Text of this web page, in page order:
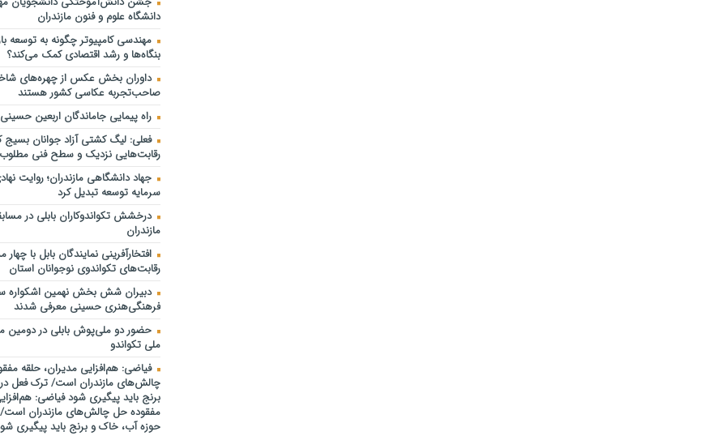
دانشگاه علوم و فنون مازندران
مهندسی کامپیوتر چگونه به توسعه
بنگاه‌ها و رشد اقتصادی کمک می‌کند؟
داوران بخش عکس از چهره‌های
صاحب‌تجربه عکاسی کشور هستند
راه پیمایی جاماندگان اربعین حسینی
فعلی: لیگ کشتی آزاد جوانان بسیج
رقابت‌هایی نزدیک و سطح فنی مطلوب
جهاد دانشگاهی مازندران؛ روایت
سرمایه توسعه تبدیل کرد
درخشش تکواندوکاران بابلی در
مازندران
افتخارآفرینی نمایندگان بابل با چهار
رقابت‌های تکواندوی نوجوانان استان
دبیران شش بخش نهمین اشکواره
فرهنگی‌هنری حسینی معرفی شدند
حضور دو ملی‌پوش بابلی در دومین
ملی تکواندو
فیاضی: هم‌افزایی مدیران، حلقه
چالش‌های مازندران است/ ترک فعل
برنج باید پیگیری شود فیاضی:
مفقوده حل چالش‌های مازندران
حوزه آب، خاک و برنج باید پیگیری